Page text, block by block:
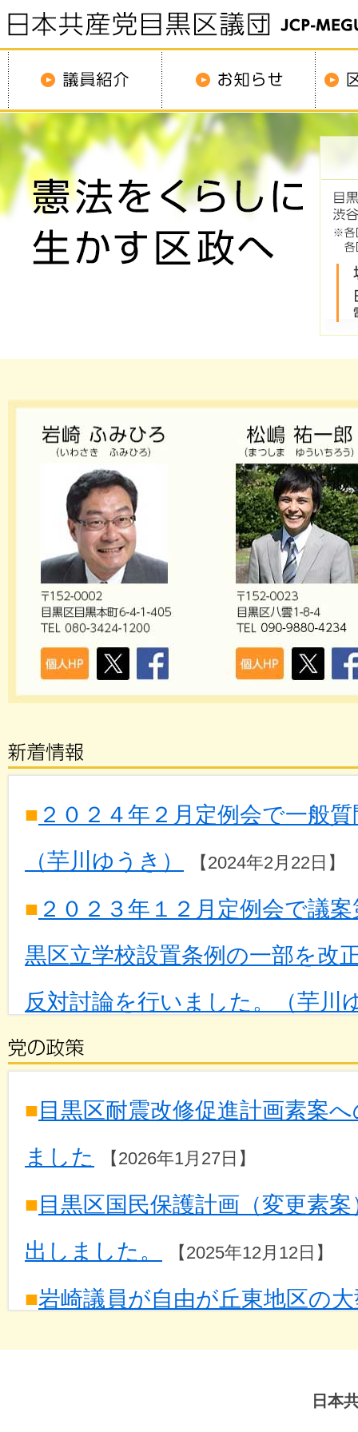
■ ２０２４年２月定例会で一般
（芋川ゆうき）
【2024年2月22日】
■ ２０２３年１２月定例会で議
黒区立学校設置条例の一部を改
反対討論を行いました。（芋川
12月6日】
２０２３年度９月定例会で一
た。（芋川ゆうき）
【2023年9月6
２０２３年３月定例会で反対
た。（石川恭子）
【2023年3月23日
２０２３年３月定例会で一般
■ 目黒区耐震改修促進計画素案
ました
【2026年1月27日】
■ 目黒区国民保護計画（変更素
出しました。
【2025年12月12日】
■岩崎議員が自由が丘東地区の
反対する討論を行いました 【
「公共施設等マネジメントの
日本